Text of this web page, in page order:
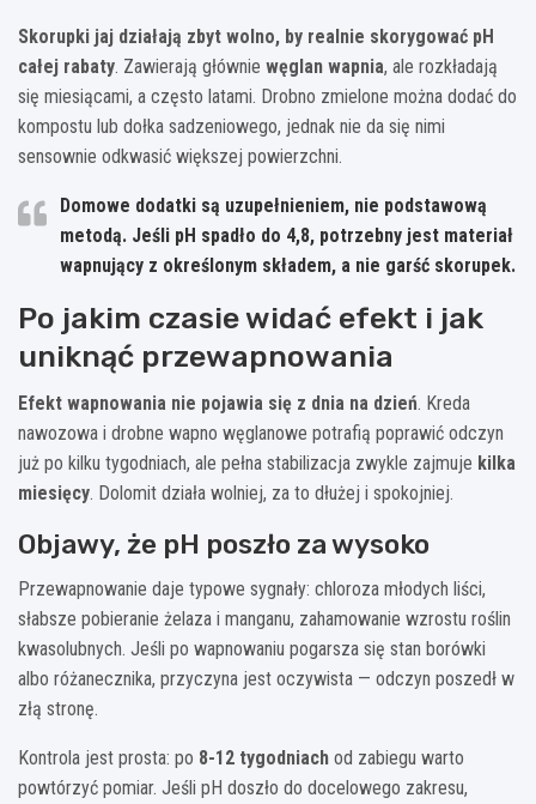
Skorupki jaj działają zbyt wolno, by realnie skorygować pH
całej rabaty. Zawierają głównie węglan wapnia, ale rozkładają
się miesiącami, a często latami. Drobno zmielone można dodać do
kompostu lub dołka sadzeniowego, jednak nie da się nimi
sensownie odkwasić większej powierzchni.
Domowe dodatki są uzupełnieniem, nie podstawową
metodą. Jeśli pH spadło do 4,8, potrzebny jest materiał
wapnujący z określonym składem, a nie garść skorupek.
Po jakim czasie widać efekt i jak
uniknąć przewapnowania
Efekt wapnowania nie pojawia się z dnia na dzień. Kreda
nawozowa i drobne wapno węglanowe potrafią poprawić odczyn
już po kilku tygodniach, ale pełna stabilizacja zwykle zajmuje kilka
miesięcy. Dolomit działa wolniej, za to dłużej i spokojniej.
Objawy, że pH poszło za wysoko
Przewapnowanie daje typowe sygnały: chloroza młodych liści,
słabsze pobieranie żelaza i manganu, zahamowanie wzrostu roślin
kwasolubnych. Jeśli po wapnowaniu pogarsza się stan borówki
albo różanecznika, przyczyna jest oczywista — odczyn poszedł w
złą stronę.
Kontrola jest prosta: po 8-12 tygodniach od zabiegu warto
powtórzyć pomiar. Jeśli pH doszło do docelowego zakresu,